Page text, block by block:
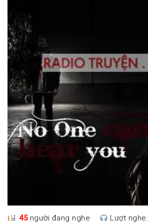
45người đang nghe Lượt nghe: